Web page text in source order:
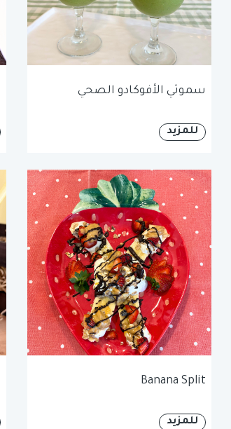
سموثي الأفوكادو الصحي
للمزيد
Banana Split
للمزيد